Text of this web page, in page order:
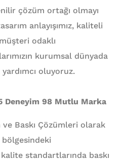
çözüm ortağı olmayı
anlayışımız, kaliteli
odaklı
kurumsal dünyada
yardımcı oluyoruz.
Deneyim 98 Mutlu Marka
ve Baskı Çözümleri olarak
standartlarında baskı